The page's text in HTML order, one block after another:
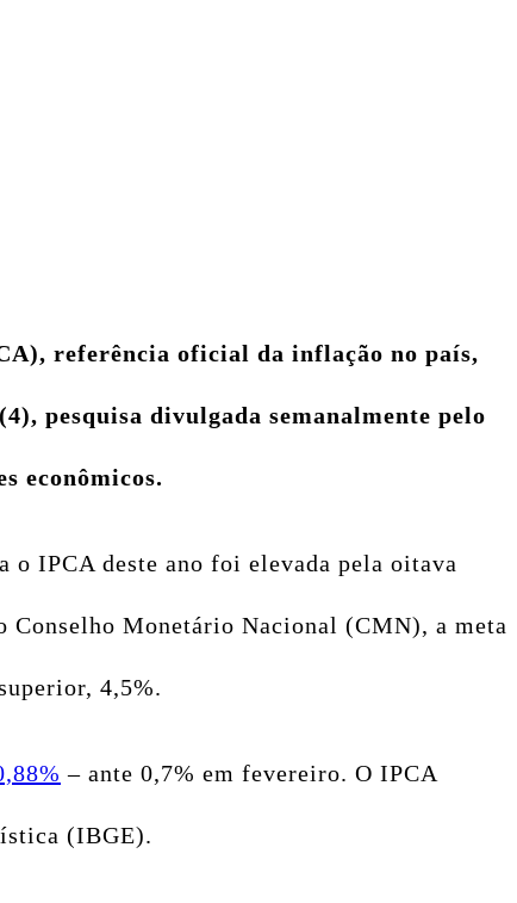
referência oficial da inflação no país,
pesquisa divulgada semanalmente pelo
econômicos.
o IPCA deste ano foi elevada pela oitava
Conselho Monetário Nacional (CMN), a meta
4,5%.
– ante 0,7% em fevereiro. O IPCA
(IBGE).